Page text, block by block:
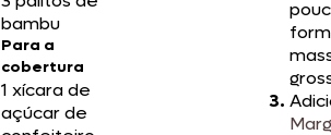
bambu
Para a
cobertura
1 xícara de
açúcar de